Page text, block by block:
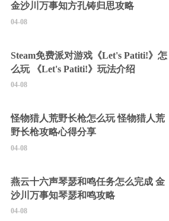
金沙川万事知方孔铸归思攻略
04-08
Steam免费派对游戏《Let's Patiti!》怎
么玩 《Let's Patiti!》玩法介绍
04-08
怪物猎人荒野长枪怎么玩 怪物猎人荒
野长枪攻略心得分享
04-08
燕云十六声琴瑟和鸣任务怎么完成 金
沙川万事知琴瑟和鸣攻略
04-08